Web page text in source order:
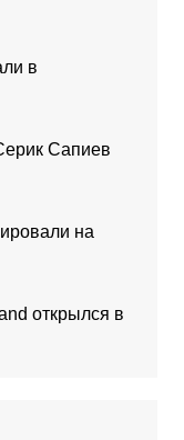
в
Сапиев
на
открылся в